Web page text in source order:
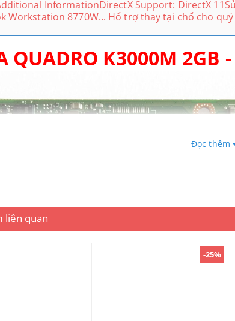
InformationDirectX Support: DirectX
Workstation 8770W... Hổ trợ thay tại chổ cho
QUADRO K3000M 2GB
Đọc thêm
liên quan
-25%